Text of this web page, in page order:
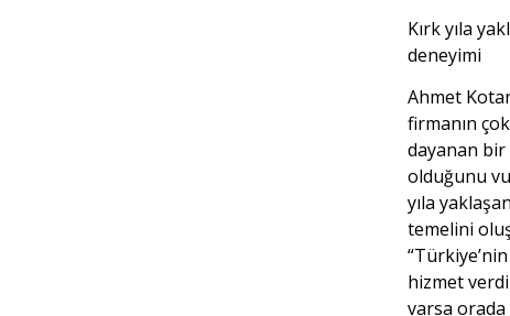
Kırk yıla
deneyimi
Ahmet
firmanın
dayanan bir
olduğunu
yıla
temelini
hizmet
varsa